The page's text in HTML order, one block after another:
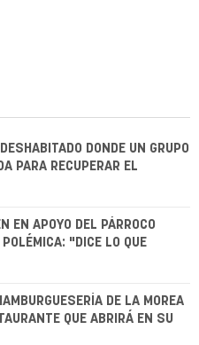
DONDE UN GRUPO
PARA RECUPERAR EL
EN APOYO DEL PÁRROCO
"DICE LO QUE
DE LA MOREA
QUE ABRIRÁ EN SU